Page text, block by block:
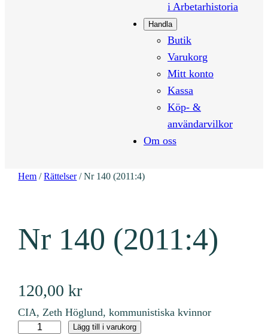
i Arbetarhistoria
Handla
Butik
Varukorg
Mitt konto
Kassa
Köp- &
användarvilkor
Om oss
Hem /Rättelser/ Nr 140 (2011:4)
Nr 140 (2011:4)
120,00kr
CIA, Zeth Höglund, kommunistiska kvinnor
Lägg till i varukorg